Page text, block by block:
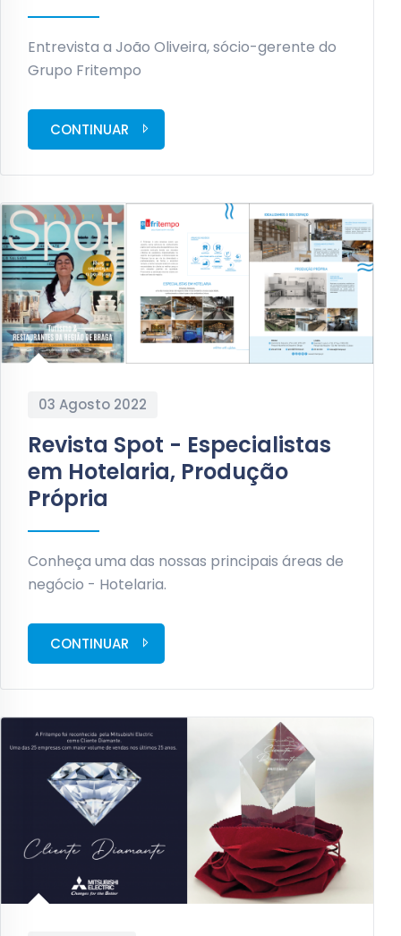
Entrevista a João Oliveira, sócio-gerente do
Grupo Fritempo
CONTINUAR
03 Agosto 2022
Revista Spot - Especialistas
em Hotelaria, Produção
Própria
Conheça uma das nossas principais áreas de
negócio - Hotelaria.
CONTINUAR